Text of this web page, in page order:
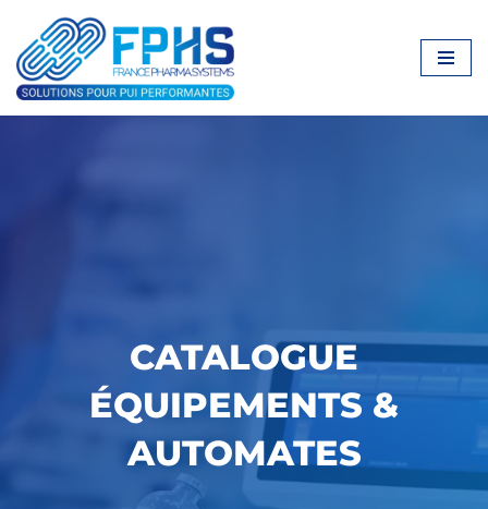
Aller
au
contenu
CATALOGUE
ÉQUIPEMENTS &
AUTOMATES